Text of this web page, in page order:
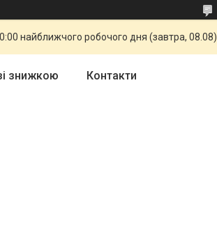
найближчого робочого дня (завтра, 08.08).
знижкою Контакти